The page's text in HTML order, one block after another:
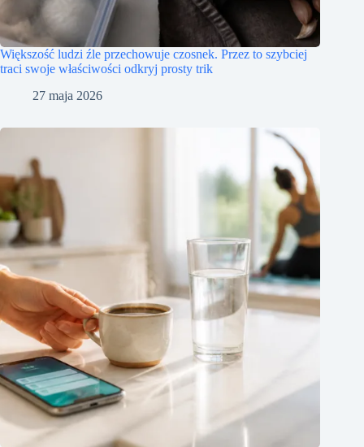
Większość ludzi źle przechowuje czosnek. Przez to szybciej
traci swoje właściwości odkryj prosty trik
27 maja 2026